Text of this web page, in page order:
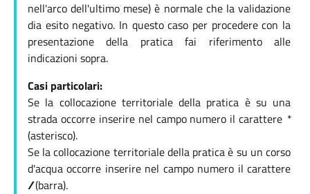
nell'arco dell'ultimo mese) è normale che la validazione
dia esito negativo. In questo caso per procedere con la
presentazione della pratica fai riferimento alle
indicazioni sopra.
Casi particolari:
Se la collocazione territoriale della pratica è su una
strada occorre inserire nel campo numero il carattere *
(asterisco).
Se la collocazione territoriale della pratica è su un corso
d'acqua occorre inserire nel campo numero il carattere
/(barra).